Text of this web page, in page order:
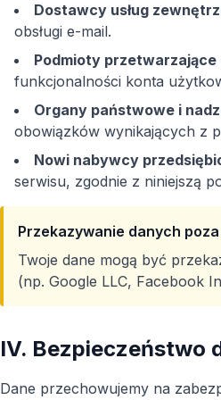
Dostawcy usług
obsługi e-mail.
Podmioty przetwarzające
funkcjonalności konta
Organy państwowe i
obowiązków wynikających z
Nowi nabywcy
serwisu, zgodnie z niniejszą
Przekazywanie danych poza
Twoje dane mogą być
(np. Google LLC, Facebook
IV. Bezpieczeństwo
Dane przechowujemy na